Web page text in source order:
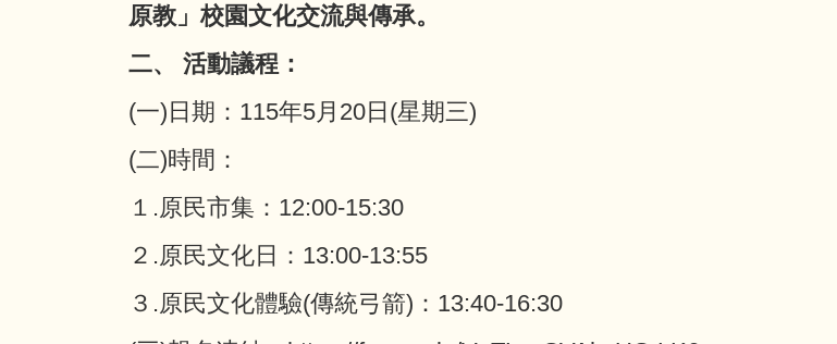
原教」校園文化交流與傳承。
二、 活動議程：
(一)日期：115年5月20日(星期三)
(二)時間：
１.原民市集：12:00-15:30
２.原民文化日：13:00-13:55
３.原民文化體驗(傳統弓箭)：13:40-16:30